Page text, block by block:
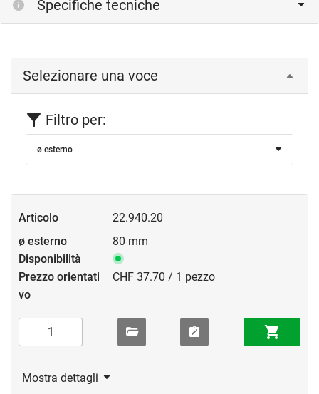
Specifiche tecniche
Selezionare una voce
Filtro per:
ø esterno
22.940.20
80 mm
CHF 37.70 / 1 pezzo
Mostra dettagli